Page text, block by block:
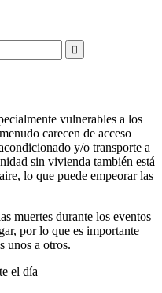
vulnerables a los
carecen de acceso
y/o transporte a
sin vivienda también está
lo que puede empeorar las
muertes durante los eventos
por lo que es importante
unos a otros.